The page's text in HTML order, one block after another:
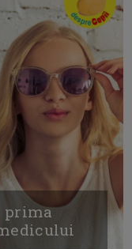
prima